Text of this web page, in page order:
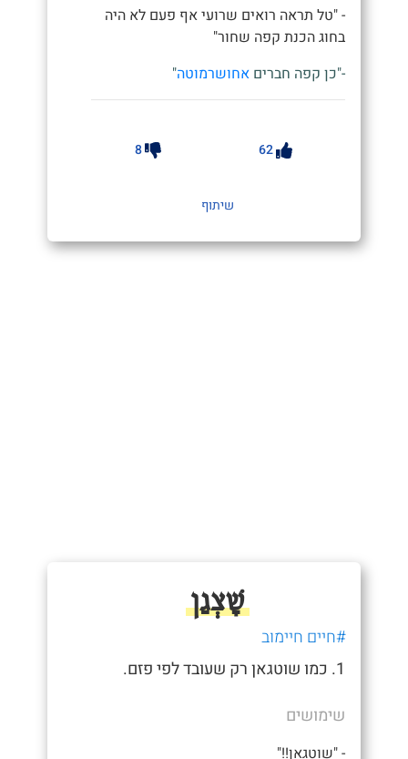
- "טל תראה רואים שרועי אף פעם לא היה
בחוג הכנת קפה שחור"
-"כן קפה חבריםאחושרמוטה"
62
8
שיתוף
שָׁצְגַן
#חיים חיימוב
1. כמו שוטגאן רק שעובד לפי פזם.
שימושים
- "שוטגאן!!"